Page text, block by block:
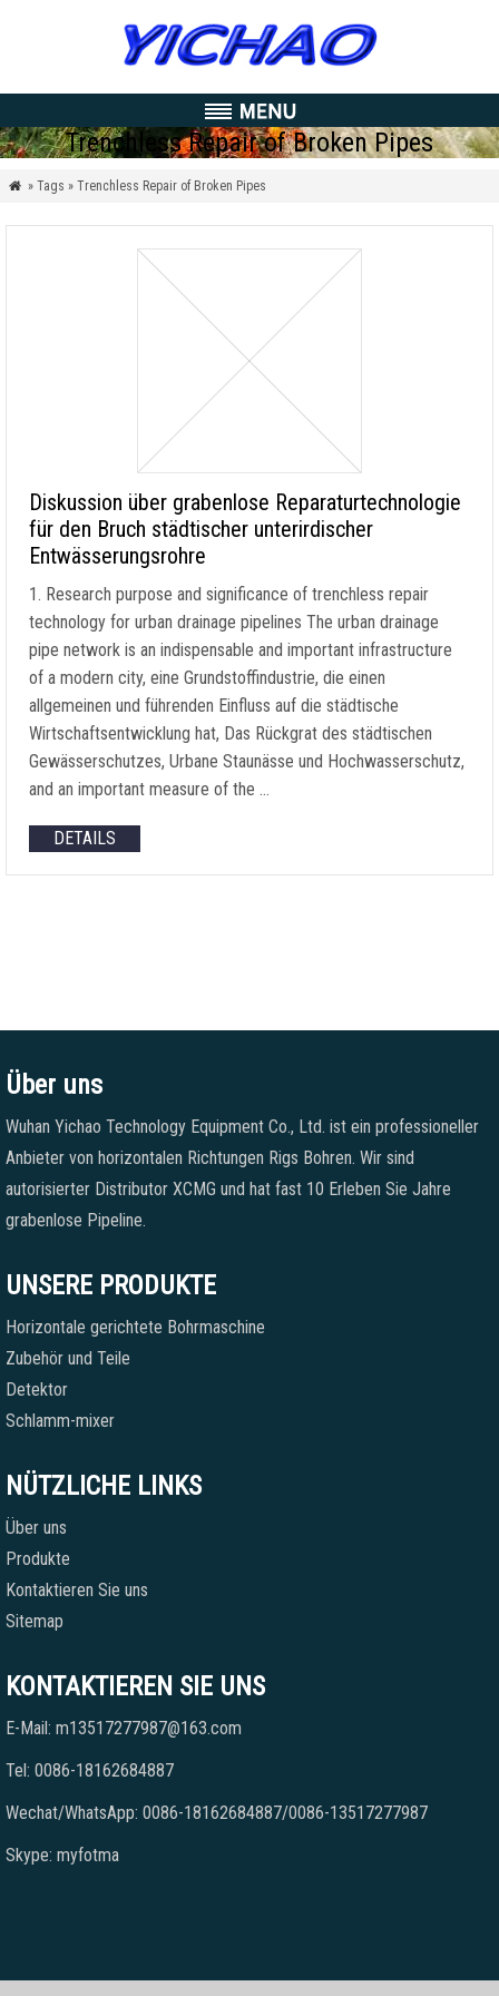
Trenchless Repair of Broken Pipes
 » Tags » Trenchless Repair of Broken Pipes
Diskussion über grabenlose Reparaturtechnologie
für den Bruch städtischer unterirdischer
Entwässerungsrohre
1. Research purpose and significance of trenchless repair
technology for urban drainage pipelines The urban drainage
pipe network is an indispensable and important infrastructure
of a modern city, eine Grundstoffindustrie, die einen
allgemeinen und führenden Einfluss auf die städtische
Wirtschaftsentwicklung hat, Das Rückgrat des städtischen
Gewässerschutzes, Urbane Staunässe und Hochwasserschutz,
and an important measure of the …
DETAILS
Über uns
Wuhan Yichao Technology Equipment Co., Ltd. ist ein professioneller
Anbieter von horizontalen Richtungen Rigs Bohren. Wir sind
autorisierter Distributor XCMG und hat fast 10 Erleben Sie Jahre
grabenlose Pipeline.
UNSERE PRODUKTE
Horizontale gerichtete Bohrmaschine
Zubehör und Teile
Detektor
Schlamm-mixer
NÜTZLICHE LINKS
Über uns
Produkte
Kontaktieren Sie uns
Sitemap
KONTAKTIEREN SIE UNS
E-Mail: m13517277987@163.com
Tel: 0086-18162684887
Wechat/WhatsApp: 0086-18162684887/0086-13517277987
Skype: myfotma